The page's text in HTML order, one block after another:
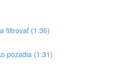
filtrovať (1:36)
pozadia (1:31)